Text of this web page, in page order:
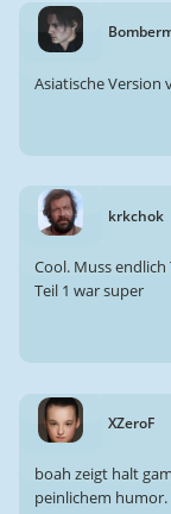
Asiatische Version
krkchok
Cool. Muss endlich
Teil 1 war super
XZeroF
boah zeigt halt
peinlichem humor.